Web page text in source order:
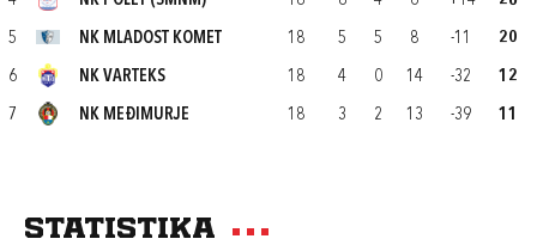
5 NK MLADOST KOMET 18 5 5 8 -11 20
6 NK VARTEKS 18 4 0 14 -32 12
7 NK MEĐIMURJE 18 3 2 13 -39 11
Statistika